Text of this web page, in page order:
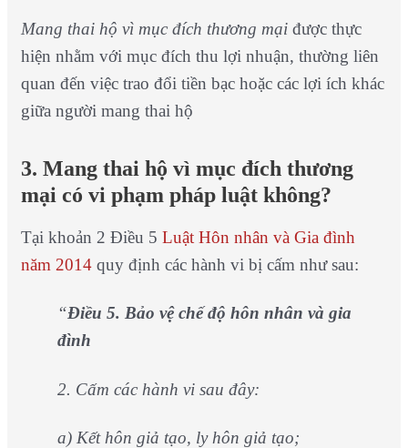
Mang thai hộ vì mục đích thương mạiđược thực
hiện nhằm với mục đích thu lợi nhuận, thường liên
quan đến việc trao đổi tiền bạc hoặc các lợi ích khác
giữa người mang thai hộ
3. Mang thai hộ vì mục đích thương
mại có vi phạm pháp luật không?
Tại khoản 2 Điều 5 Luật Hôn nhân và Gia đình
năm 2014quy định các hành vi bị cấm như sau:
“Điều 5. Bảo vệ chế độ hôn nhân và gia
đình
2. Cấm các hành vi sau đây:
a) Kết hôn giả tạo, ly hôn giả tạo;